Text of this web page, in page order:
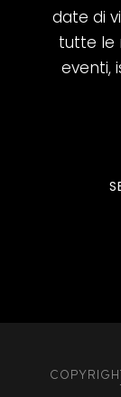
date di
tutte le
eventi,